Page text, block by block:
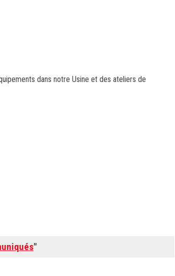
dans notre Usine et des ateliers de
"